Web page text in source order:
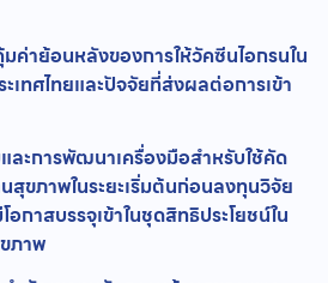
มค่าย้อนหลังของการให้วัคซีนไอกรนใน
เทศไทยและปัจจัยที่ส่งผลต่อการเข้า
ละการพัฒนาเครื่องมือสำหรับใช้คัด
สุขภาพในระยะเริ่มต้นก่อนลงทุนวิจัย
กาสบรรจุเข้าในชุดสิทธิประโยชน์ใน
ภาพ